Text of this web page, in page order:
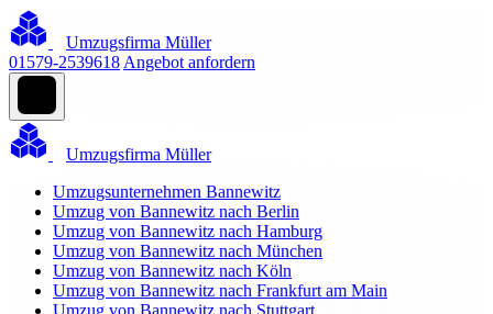
Umzugsfirma Müller
01579-2539618 Angebot anfordern
Umzugsfirma Müller
Umzugsunternehmen Bannewitz
Umzug von Bannewitz nach Berlin
Umzug von Bannewitz nach Hamburg
Umzug von Bannewitz nach München
Umzug von Bannewitz nach Köln
Umzug von Bannewitz nach Frankfurt am Main
Umzug von Bannewitz nach Stuttgart